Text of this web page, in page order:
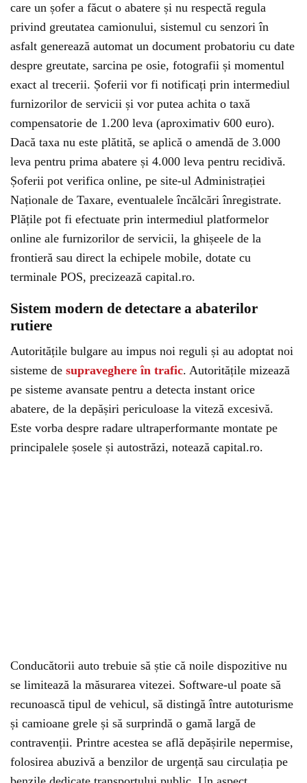
care un șofer a făcut o abatere și nu respectă regula
privind greutatea camionului, sistemul cu senzori în
asfalt generează automat un document probatoriu cu date
despre greutate, sarcina pe osie, fotografii și momentul
exact al trecerii. Șoferii vor fi notificați prin intermediul
furnizorilor de servicii și vor putea achita o taxă
compensatorie de 1.200 leva (aproximativ 600 euro).
Dacă taxa nu este plătită, se aplică o amendă de 3.000
leva pentru prima abatere și 4.000 leva pentru recidivă.
Șoferii pot verifica online, pe site-ul Administrației
Naționale de Taxare, eventualele încălcări înregistrate.
Plățile pot fi efectuate prin intermediul platformelor
online ale furnizorilor de servicii, la ghișeele de la
frontieră sau direct la echipele mobile, dotate cu
terminale POS, precizează capital.ro.
Sistem modern de detectare a abaterilor
rutiere
Autoritățile bulgare au impus noi reguli și au adoptat noi
sisteme de supraveghere în trafic. Autoritățile mizează
pe sisteme avansate pentru a detecta instant orice
abatere, de la depășiri periculoase la viteză excesivă.
Este vorba despre radare ultraperformante montate pe
principalele șosele și autostrăzi, notează capital.ro.
Conducătorii auto trebuie să știe că noile dispozitive nu
se limitează la măsurarea vitezei. Software-ul poate să
recunoască tipul de vehicul, să distingă între autoturisme
și camioane grele și să surprindă o gamă largă de
contravenții. Printre acestea se află depășirile nepermise,
folosirea abuzivă a benzilor de urgență sau circulația pe